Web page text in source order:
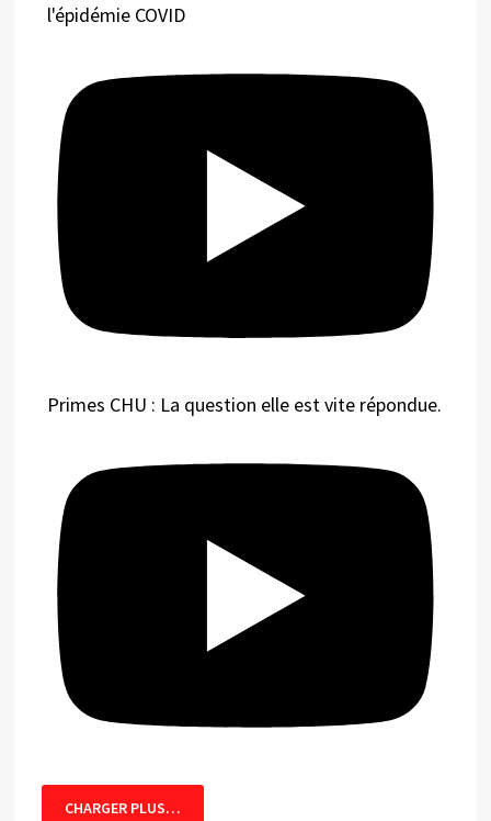
l'épidémie COVID
Primes CHU : La question elle est vite répondue.
CHARGER PLUS…